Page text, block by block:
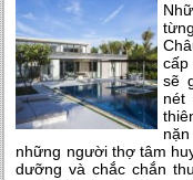
cấp
sẽ
nét
những người thợ tâm
dưỡng và chắc chắn